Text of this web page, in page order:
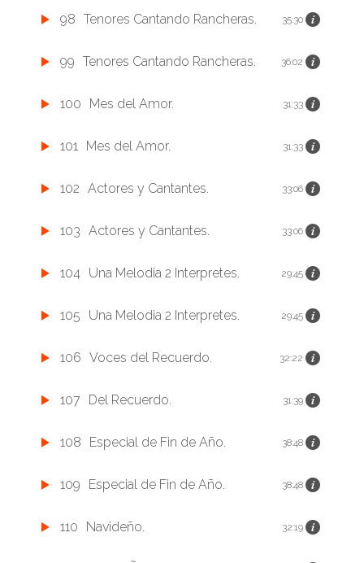
98 Tenores Cantando Rancheras. 35:30
99 Tenores Cantando Rancheras. 36:02
100 Mes del Amor. 31:33
101 Mes del Amor. 31:33
102 Actores y Cantantes. 33:06
103 Actores y Cantantes. 33:06
104 Una Melodia 2 Interpretes. 29:45
105 Una Melodia 2 Interpretes. 29:45
106 Voces del Recuerdo. 32:22
107 Del Recuerdo. 31:39
108 Especial de Fin de Año. 38:48
109 Especial de Fin de Año. 38:48
110 Navideño. 32:19